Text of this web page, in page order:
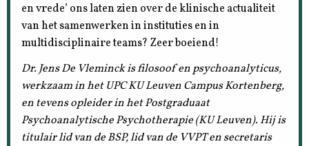
en vrede’ ons laten zien over de klinische actualiteit
van het samenwerken in instituties en in
multidisciplinaire teams? Zeer boeiend!
Dr. Jens De Vleminck is filosoof en psychoanalyticus,
werkzaam in het UPC KU Leuven Campus Kortenberg,
en tevens opleider in het Postgraduaat
Psychoanalytische Psychotherapie (KU Leuven). Hij is
titulair lid van de BSP, lid van de VVPT en secretaris